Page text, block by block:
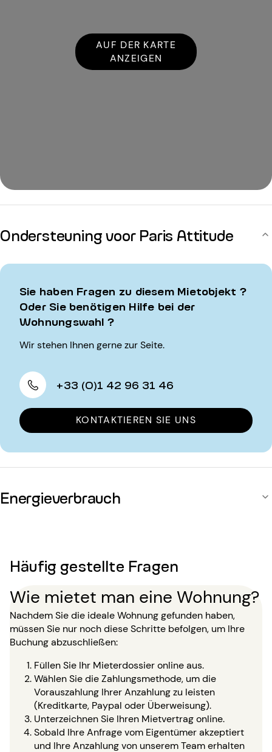
AUF DER KARTE
ANZEIGEN
Ondersteuning voor Paris Attitude
Sie haben Fragen zu diesem Mietobjekt ?
Oder Sie benötigen Hilfe bei der
Wohnungswahl ?
Wir stehen Ihnen gerne zur Seite.
+33 (0)1 42 96 31 46
KONTAKTIEREN SIE UNS
Energieverbrauch
Häufig gestellte Fragen
Wie mietet man eine Wohnung?
Nachdem Sie die ideale Wohnung gefunden haben,
müssen Sie nur noch diese Schritte befolgen, um Ihre
Buchung abzuschließen:
Füllen Sie Ihr Mieterdossier online aus.
Wählen Sie die Zahlungsmethode, um die
Vorauszahlung Ihrer Anzahlung zu leisten
(Kreditkarte, Paypal oder Überweisung).
Unterzeichnen Sie Ihren Mietvertrag online.
Sobald Ihre Anfrage vom Eigentümer akzeptiert
und Ihre Anzahlung von unserem Team erhalten